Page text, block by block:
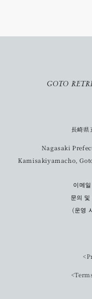
GOTO
長崎県
Nagasaki
Kamisakiyamacho,
이메일
문의
(운영